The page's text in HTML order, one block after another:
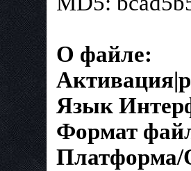
О файле:
Язык
Формат